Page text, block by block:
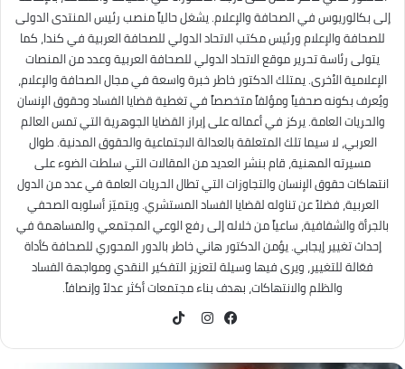
إلى بكالوريوس في الصحافة والإعلام. يشغل حالياً منصب رئيس المنتدى الدولى
للصحافة والإعلام ورئيس مكتب الاتحاد الدولي للصحافة العربية في كندا، كما
يتولى رئاسة تحرير موقع الاتحاد الدولي للصحافة العربية وعدد من المنصات
الإعلامية الأخرى. يمتلك الدكتور خاطر خبرة واسعة في مجال الصحافة والإعلام،
ويُعرف بكونه صحفياً ومؤلفاً متخصصاً في تغطية قضايا الفساد وحقوق الإنسان
والحريات العامة. يركز في أعماله على إبراز القضايا الجوهرية التي تمس العالم
العربي، لا سيما تلك المتعلقة بالعدالة الاجتماعية والحقوق المدنية. طوال
مسيرته المهنية، قام بنشر العديد من المقالات التي سلطت الضوء على
انتهاكات حقوق الإنسان والتجاوزات التي تطال الحريات العامة في عدد من الدول
العربية، فضلاً عن تناوله لقضايا الفساد المستشري. ويتميّز أسلوبه الصحفي
بالجرأة والشفافية، ساعياً من خلاله إلى رفع الوعي المجتمعي والمساهمة في
إحداث تغيير إيجابي. يؤمن الدكتور هاني خاطر بالدور المحوري للصحافة كأداة
فعّالة للتغيير، ويرى فيها وسيلة لتعزيز التفكير النقدي ومواجهة الفساد
والظلم والانتهاكات، بهدف بناء مجتمعات أكثر عدلاً وإنصافاً.